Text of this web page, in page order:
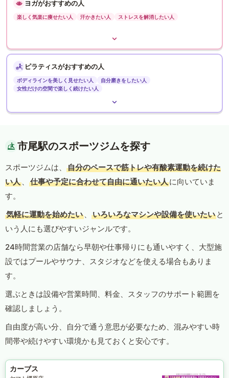
ヨガがおすすめの人
楽しく気楽に痩せたい人 汗かきたい人 ストレスを解消したい人
ピラティスがおすすめの人
ボディラインを美しく見せたい人
自分磨きをしたい人
女性だけの空間で楽しく続けたい人
市尾駅のスポーツジムを探す
スポーツジムは、
自分のペースで筋トレや有酸素運動を続けた
い人 、 仕事や予定に合わせて自由に通いたい人に向いていま
す。
気軽に運動を始めたい 、 いろいろなマシンや設備を使いたい と
いう人にも選びやすいジャンルです。
24時間営業の店舗なら早朝や仕事帰りにも通いやすく、大型施
設ではプールやサウナ、スタジオなどを使える場合もありま
す。
選ぶときは設備や営業時間、料金、スタッフのサポート範囲を
確認しましょう。
自由度が高い分、自分で通う意思が必要なため、混みやすい時
間帯や続けやすい環境かも見ておくと安心です。
カーブス